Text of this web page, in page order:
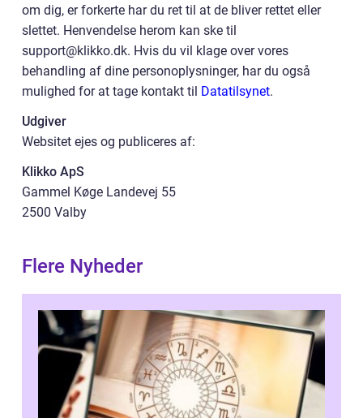
om dig, er forkerte har du ret til at de bliver rettet eller
slettet. Henvendelse herom kan ske til
support@klikko.dk. Hvis du vil klage over vores
behandling af dine personoplysninger, har du også
mulighed for at tage kontakt til Datatilsynet.
Udgiver
Websitet ejes og publiceres af:
Klikko ApS
Gammel Køge Landevej 55
2500 Valby
Flere Nyheder